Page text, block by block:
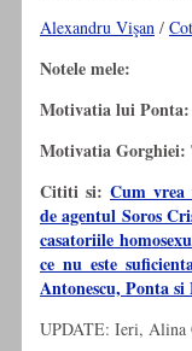
Alexandru Vişan /
Notele mele:
Motivatia lui Ponta:
Motivatia Gorghiei:
Cititi si: Cum vrea
de agentul Soros
casatoriile
ce nu este
Antonescu, Ponta si
UPDATE: Ieri, Alina